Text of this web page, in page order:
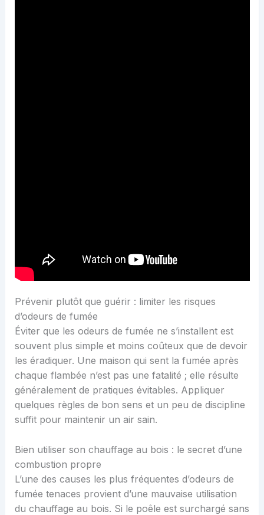
Prévenir plutôt que guérir : limiter les risques
d’odeurs de fumée
Éviter que les odeurs de fumée ne s’installent est
souvent plus simple et moins coûteux que de devoir
les éradiquer. Une maison qui sent la fumée après
chaque flambée n’est pas une fatalité ; elle résulte
généralement de pratiques évitables. Appliquer
quelques règles de bon sens et un peu de discipline
suffit pour maintenir un air sain.
Bien utiliser son chauffage au bois : le secret d’une
combustion propre
L’une des causes les plus fréquentes d’odeurs de
fumée tenaces provient d’une mauvaise utilisation
du chauffage au bois. Si le poêle est surchargé sans